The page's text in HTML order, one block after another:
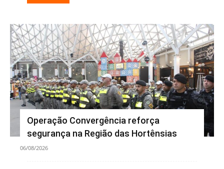
Operação Convergência reforça
segurança na Região das Hortênsias
06/08/2026